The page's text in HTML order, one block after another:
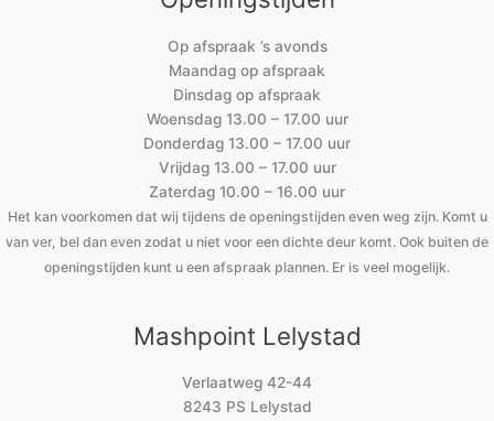
Op afspraak ’s avonds
Maandag op afspraak
Dinsdag op afspraak
Woensdag 13.00 – 17.00 uur
Donderdag 13.00 – 17.00 uur
Vrijdag 13.00 – 17.00 uur
Zaterdag 10.00 – 16.00 uur
Het kan voorkomen dat wij tijdens de openingstijden even weg zijn. Komt u
van ver, bel dan even zodat u niet voor een dichte deur komt. Ook buiten de
openingstijden kunt u een afspraak plannen. Er is veel mogelijk.
Mashpoint Lelystad
Verlaatweg 42-44
8243 PS Lelystad